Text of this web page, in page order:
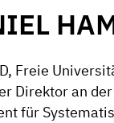
Freie
Direktor an der
für